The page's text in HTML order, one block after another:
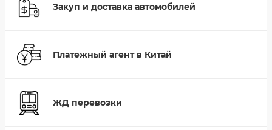
Закуп и доставка автомобилей
Платежный агент в Китай
ЖД перевозки